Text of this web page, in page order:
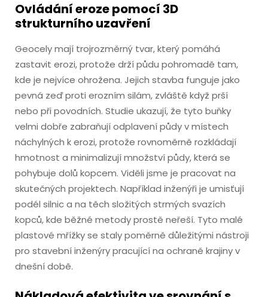
Ovládání eroze pomocí 3D
strukturního uzavření
Geocely mají trojrozměrný tvar, který pomáhá
zastavit erozi, protože drží půdu pohromadě tam,
kde je nejvíce ohrožena. Jejich stavba funguje jako
pevná zeď proti erozním silám, zvláště když prší
nebo při povodních. Studie ukazují, že tyto buňky
velmi dobře zabraňují odplavení půdy v místech
náchylných k erozi, protože rovnoměrně rozkládají
hmotnost a minimalizují množství půdy, která se
pohybuje dolů kopcem. Viděli jsme je pracovat na
skutečných projektech. Například inženýři je umisťují
podél silnic a na těch složitých strmých svazích
kopců, kde běžné metody prostě neřeší. Tyto malé
plastové mřížky se staly poměrně důležitými nástroji
pro stavební inženýry pracující na ochraně krajiny v
dnešní době.